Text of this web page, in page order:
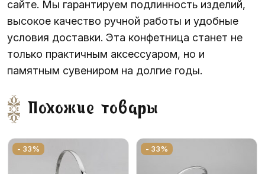
сайте. Мы гарантируем подлинность изделий,
высокое качество ручной работы и удобные
условия доставки. Эта конфетница станет не
только практичным аксессуаром, но и
памятным сувениром на долгие годы.
Похожие товары
- 33% - 33%